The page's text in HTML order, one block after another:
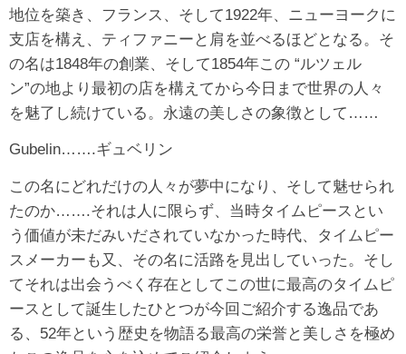
地位を築き、フランス、そして1922年、ニューヨークに
支店を構え、ティファニーと肩を並べるほどとなる。そ
の名は1848年の創業、そして1854年この “ルツェル
ン”の地より最初の店を構えてから今日まで世界の人々
を魅了し続けている。永遠の美しさの象徴として……
Gubelin…….ギュベリン
この名にどれだけの人々が夢中になり、そして魅せられ
たのか…….それは人に限らず、当時タイムピースとい
う価値が未だみいだされていなかった時代、タイムピー
スメーカーも又、その名に活路を見出していった。そし
てそれは出会うべく存在としてこの世に最高のタイムピ
ースとして誕生したひとつが今回ご紹介する逸品であ
る、52年という歴史を物語る最高の栄誉と美しさを極め